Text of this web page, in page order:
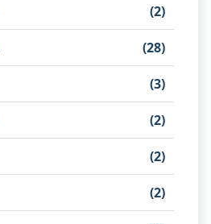
(2)
(28)
(3)
(2)
(2)
(2)